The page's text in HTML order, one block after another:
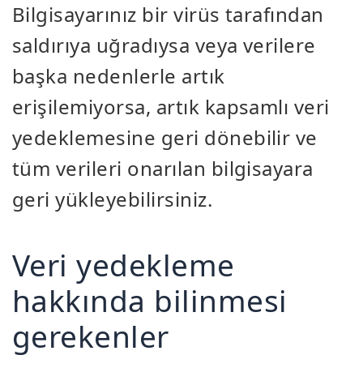
Bilgisayarınız bir virüs tarafından
saldırıya uğradıysa veya verilere
başka nedenlerle artık
erişilemiyorsa, artık kapsamlı veri
yedeklemesine geri dönebilir ve
tüm verileri onarılan bilgisayara
geri yükleyebilirsiniz.
Veri yedekleme
hakkında bilinmesi
gerekenler